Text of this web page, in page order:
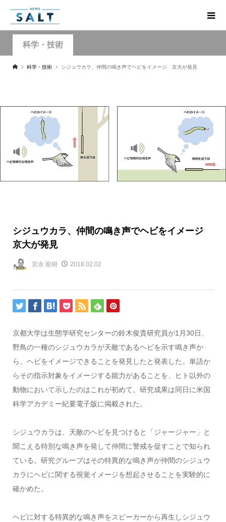
科学・技術
科学・技術 シジュウカラ、仲間の鳴き声でヘビをイメージ 京大が発見
シジュウカラ、仲間の鳴き声でヘビをイメージ
京大が発見
宮永 龍樹 2018.02.02
京都大学は生態学研究センターの鈴木俊貴研究員が1月30日、
野鳥の一種のシジュウカラが天敵であるヘビを示す鳴き声か
ら、ヘビをイメージできることを発見したと発表した。単語か
らその指示対象をイメージする能力があることを、ヒト以外の
動物において示したのはこれが初めて。研究成果は同日に米国
科学アカデミー紀要電子版に掲載された。
シジュウカラは、天敵のヘビを見つけると「ジャージャー」と
聞こえる特別な鳴き声を発して仲間に警戒を促すことで知られ
ている。研究グループはその特異的な鳴き声が仲間のシジュウ
カラにヘビに関する視覚イメージを想起させることを実験的に
確かめた。
ヘビに対する特異的な鳴き声をスピーカーから再生しシジュウ